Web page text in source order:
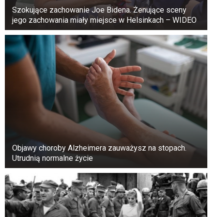
wizycie w Rosji najbardziej wpływowego
człowieka Chin, Xi Jinpinga. Zdaniem wizjonera
z Chloe Huv, spotkanie to nie jest dobrym
znakiem dla krajów zachodnich i możliwe, że po
tej wizycie konflikt na Ukrainie zacznie się
rozprzestrzeniać na inne regiony.
Szokujące zachowanie Joe Bidena. Żenujące sceny
jego zachowania miały miejsce w Helsinkach – WIDEO
Objawy choroby Alzheimera zauważysz na stopach.
Utrudnią normalne życie